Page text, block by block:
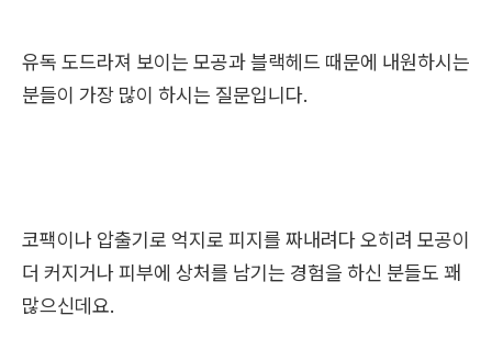
유독 도드라져 보이는 모공과 블랙헤드 때문에 내원하시는
분들이 가장 많이 하시는 질문입니다.
코팩이나 압출기로 억지로 피지를 짜내려다 오히려 모공이
더 커지거나 피부에 상처를 남기는 경험을 하신 분들도 꽤
많으신데요.